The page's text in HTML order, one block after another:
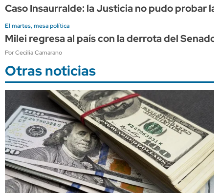
Caso Insaurralde: la Justicia no pudo probar
El martes, mesa política
Milei regresa al país con la derrota del
Por Cecilia Camarano
Otras noticias